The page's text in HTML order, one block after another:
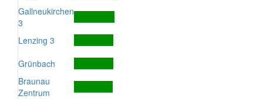
Gallneukirchen
3
Lenzing 3
Grünbach
Braunau
Zentrum